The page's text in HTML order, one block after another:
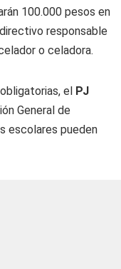
100.000 pesos en
responsable
o celadora.
el PJ
General de
escolares pueden